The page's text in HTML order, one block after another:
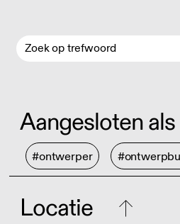
Aangesloten als
#ontwerper
Locatie